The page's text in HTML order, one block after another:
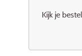
Kijk je